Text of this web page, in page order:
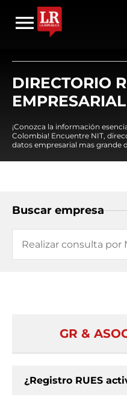
DIRECTORIO
EMPRESARIAL
¡Conozca la información
Colombia! Encuentre NIT,
datos empresarial mas grande
Buscar empresa
GR &
¿Registro RUES